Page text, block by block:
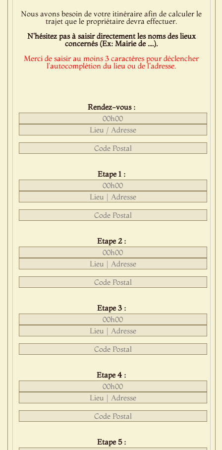
Nous avons besoin de votre itinéraire afin de calculer le
trajet que le propriétaire devra effectuer.
N'hésitez pas à saisir directement les noms des lieux
concernés (Ex: Mairie de ....).
Merci de saisir au moins 3 caractères pour déclencher
l'autocomplétion du lieu ou de l'adresse.
Rendez-vous :
Etape 1 :
Etape 2 :
Etape 3 :
Etape 4 :
Etape 5 :